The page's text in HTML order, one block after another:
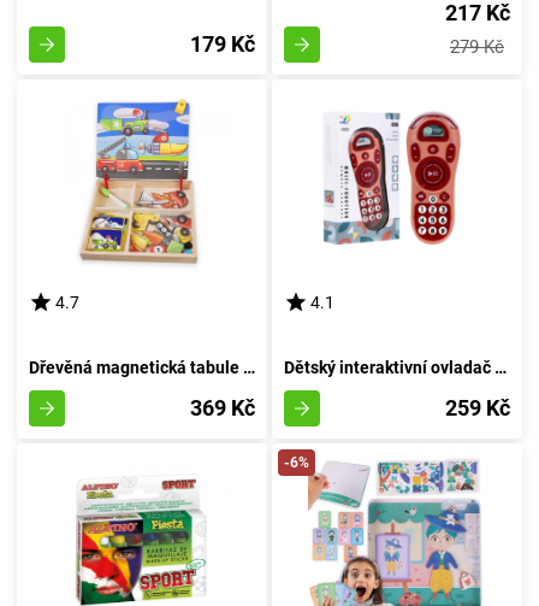
179 Kč
217 Kč
279 Kč
4.7
Dřevěná magnetická tabule exkluzivní - přepravní prostředky
369 Kč
4.1
Dětský interaktivní ovladač v růžovém provedení
259 Kč
-6%